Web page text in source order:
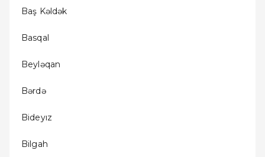
Baş Kǝldǝk
Basqal
Beylǝqan
Bǝrdǝ
Bideyız
Bilgah